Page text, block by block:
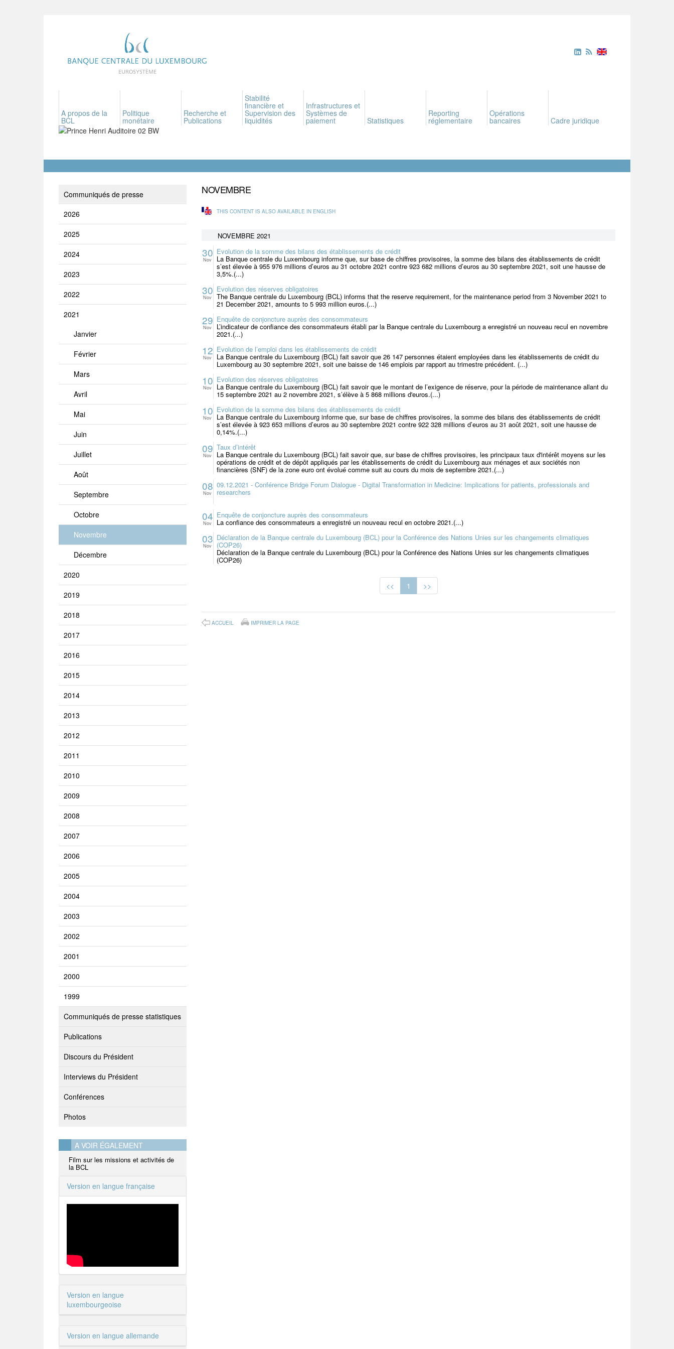
A propos de la
BCL
Politique
monétaire
Recherche et
Publications
Stabilité
financière et
Supervision des
liquidités
Infrastructures et
Systèmes de
paiement Statistiques
Reporting
réglementaire
Opérations
bancaires Cadre juridique
Communiqués de presse
2026
2025
2024
2023
2022
2021
Janvier
Février
Mars
Avril
Mai
Juin
Juillet
Août
Septembre
Octobre
Novembre
Décembre
2020
2019
2018
2017
2016
2015
2014
2013
2012
2011
2010
2009
2008
2007
2006
2005
2004
2003
2002
2001
2000
1999
Communiqués de presse statistiques
Publications
Discours du Président
Interviews du Président
Conférences
Photos
A VOIR ÉGALEMENT
Film sur les missions et activités de
la BCL
Version en langue française
Version en langue
luxembourgeoise
Version en langue allemande
NOVEMBRE
THIS CONTENT IS ALSO AVAILABLE IN ENGLISH
NOVEMBRE 2021
30
Nov
Evolution de la somme des bilans des établissements de crédit
La Banque centrale du Luxembourg informe que, sur base de chiffres provisoires, la somme des bilans des établissements de crédit
s’est élevée à 955 976 millions d’euros au 31 octobre 2021 contre 923 682 millions d’euros au 30 septembre 2021, soit une hausse de
3,5%.(...)
30
Nov
Evolution des réserves obligatoires
The Banque centrale du Luxembourg (BCL) informs that the reserve requirement, for the maintenance period from 3 November 2021 to
21 December 2021, amounts to 5 993 million euros.(...)
29
Nov
Enquête de conjoncture auprès des consommateurs
L’indicateur de confiance des consommateurs établi par la Banque centrale du Luxembourg a enregistré un nouveau recul en novembre
2021.(...)
12
Nov
Evolution de l’emploi dans les établissements de crédit
La Banque centrale du Luxembourg (BCL) fait savoir que 26 147 personnes étaient employées dans les établissements de crédit du
Luxembourg au 30 septembre 2021, soit une baisse de 146 emplois par rapport au trimestre précédent. (...)
10
Nov
Evolution des réserves obligatoires
La Banque centrale du Luxembourg (BCL) fait savoir que le montant de l’exigence de réserve, pour la période de maintenance allant du
15 septembre 2021 au 2 novembre 2021, s’élève à 5 868 millions d'euros.(...)
10
Nov
Evolution de la somme des bilans des établissements de crédit
La Banque centrale du Luxembourg informe que, sur base de chiffres provisoires, la somme des bilans des établissements de crédit
s’est élevée à 923 653 millions d’euros au 30 septembre 2021 contre 922 328 millions d’euros au 31 août 2021, soit une hausse de
0,14%.(...)
09
Nov
Taux d’intérêt
La Banque centrale du Luxembourg (BCL) fait savoir que, sur base de chiffres provisoires, les principaux taux d'intérêt moyens sur les
opérations de crédit et de dépôt appliqués par les établissements de crédit du Luxembourg aux ménages et aux sociétés non
financières (SNF) de la zone euro ont évolué comme suit au cours du mois de septembre 2021.(...)
08
Nov
09.12.2021 - Conférence Bridge Forum Dialogue - Digital Transformation in Medicine: Implications for patients, professionals and
researchers
04
Nov
Enquête de conjoncture auprès des consommateurs
La confiance des consommateurs a enregistré un nouveau recul en octobre 2021.(...)
03
Nov
Déclaration de la Banque centrale du Luxembourg (BCL) pour la Conférence des Nations Unies sur les changements climatiques
(COP26)
Déclaration de la Banque centrale du Luxembourg (BCL) pour la Conférence des Nations Unies sur les changements climatiques
(COP26)
<< 1 >>
ACCUEIL IMPRIMER LA PAGE